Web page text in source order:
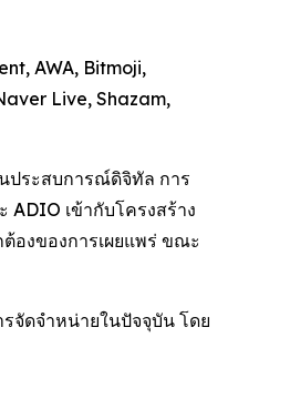
AWA, Bitmoji,
Live, Shazam,
ประสบการณ์ดิจิทัล การ
เข้ากับโครงสร้าง
องของการเผยแพร่ ขณะ
จัดจำหน่ายในปัจจุบัน โดย